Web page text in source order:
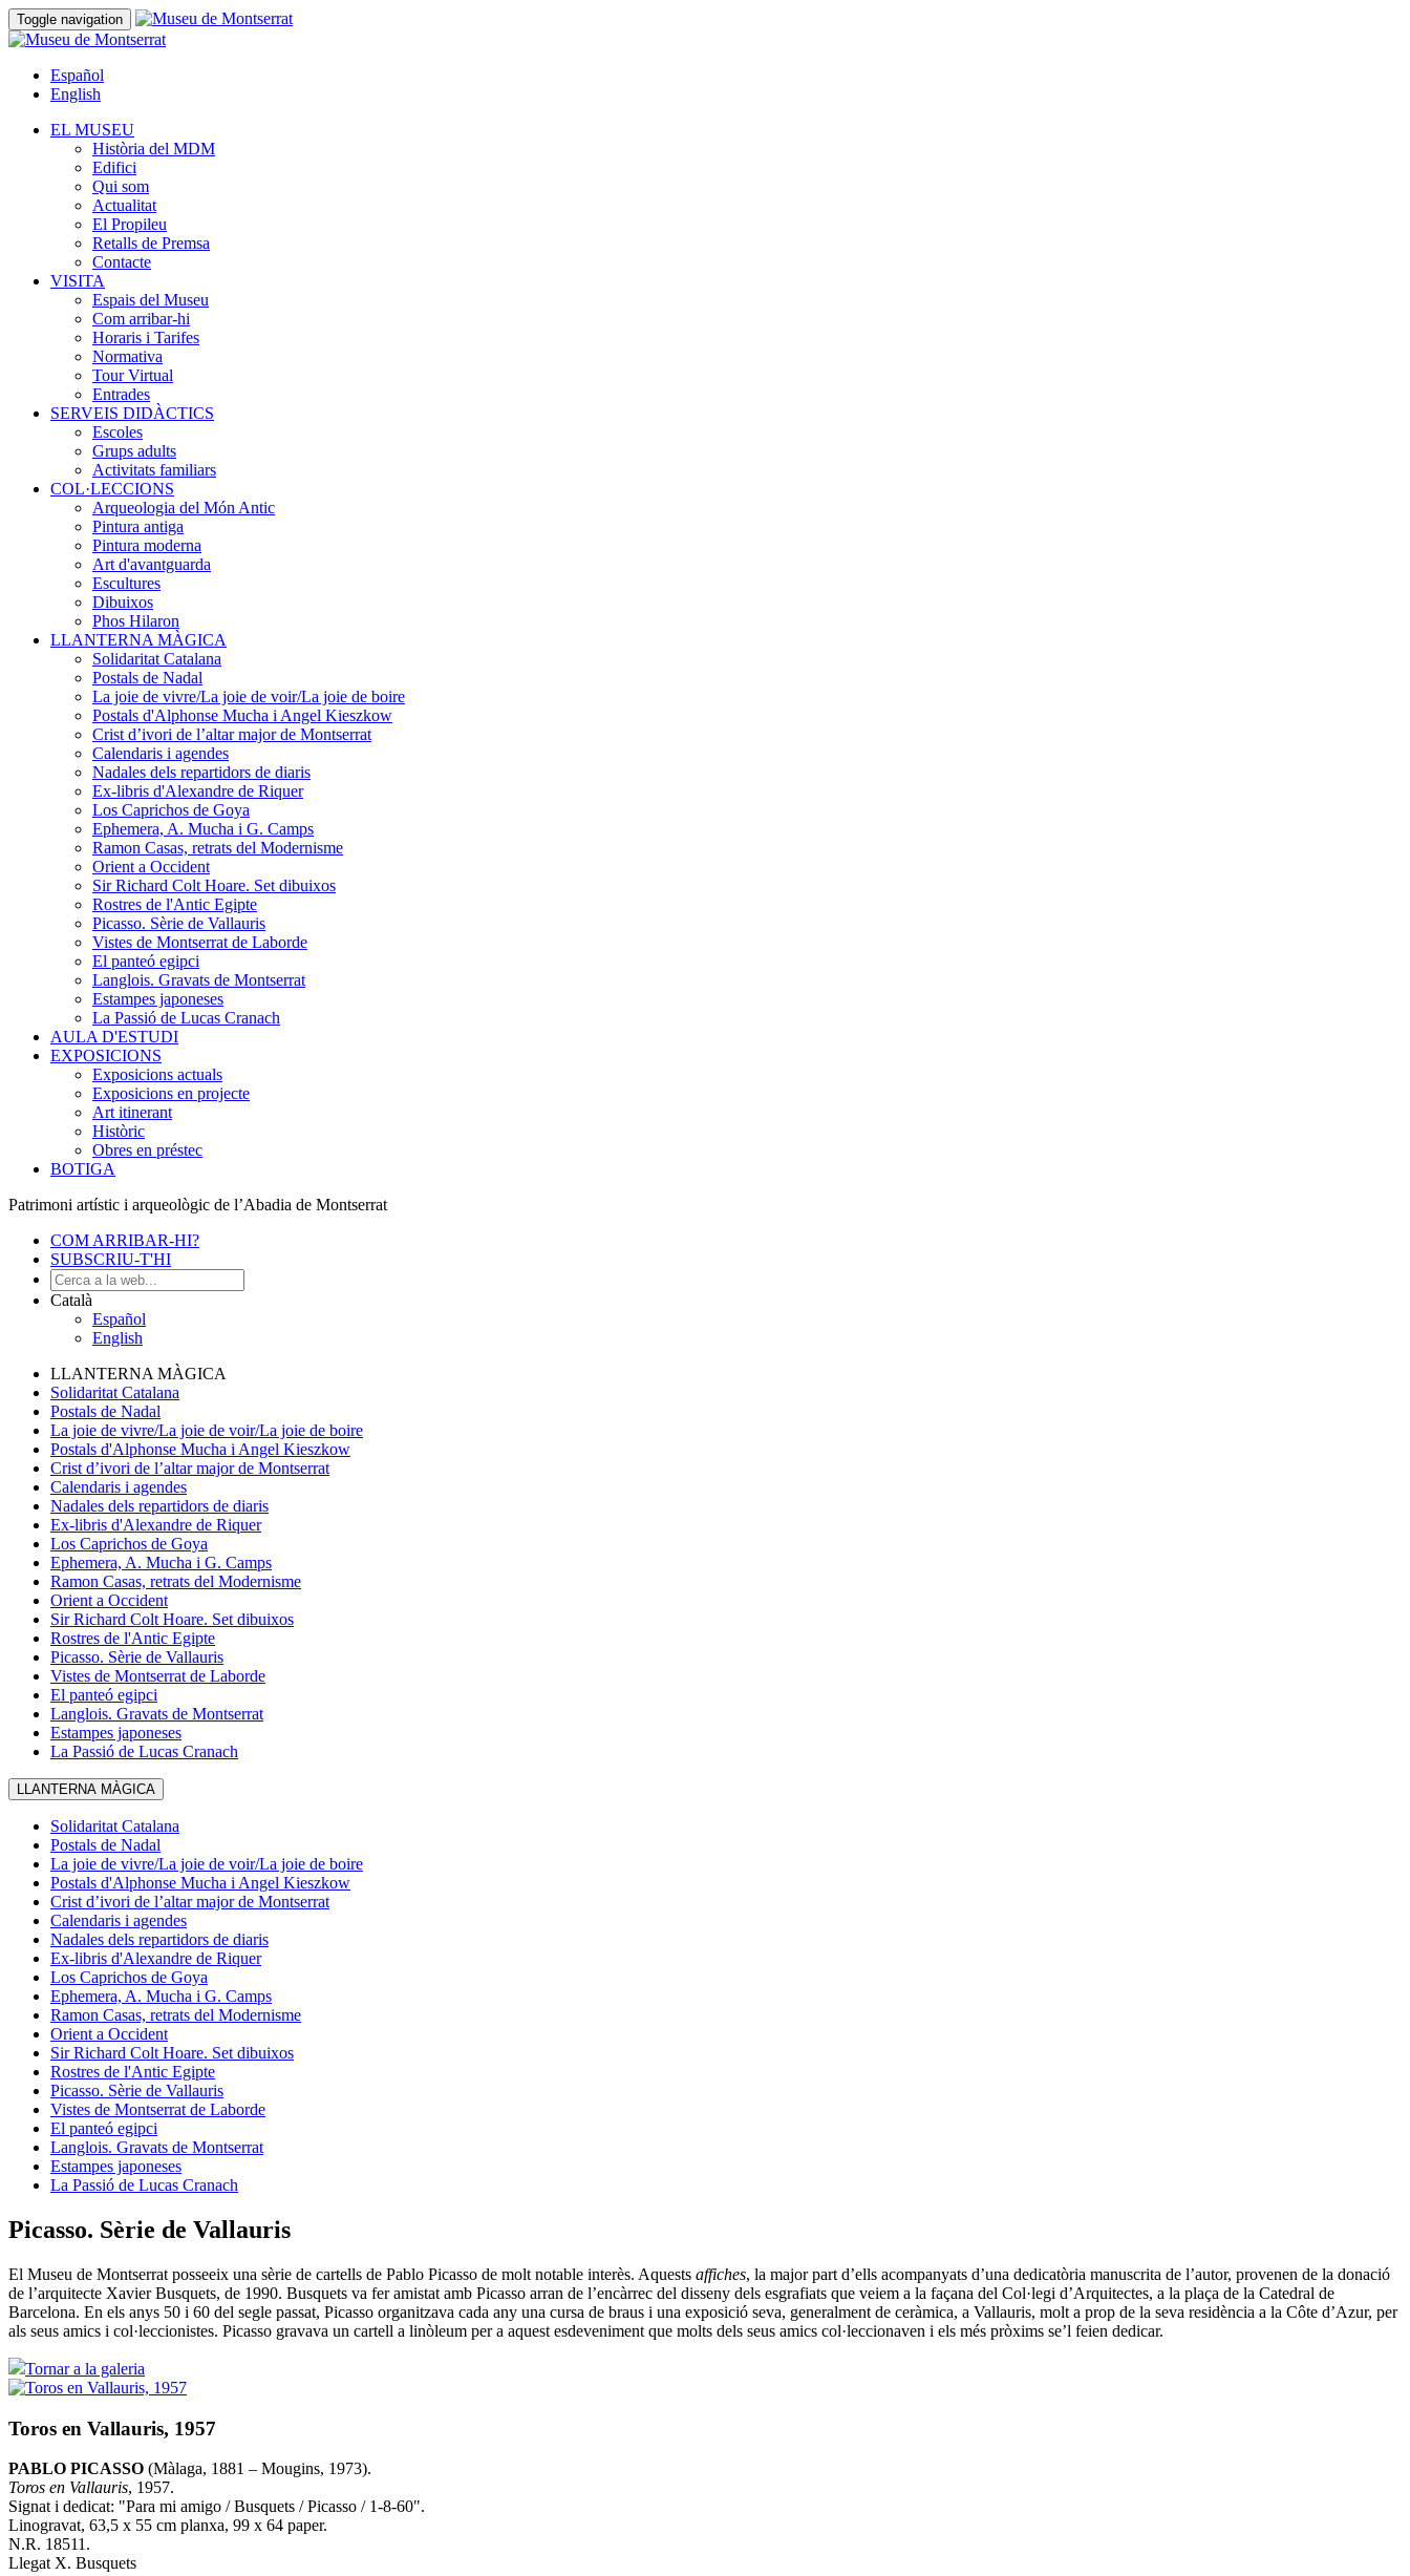
Toggle navigation
Español
English
EL MUSEU
Història del MDM
Edifici
Qui som
Actualitat
El Propileu
Retalls de Premsa
Contacte
VISITA
Espais del Museu
Com arribar-hi
Horaris i Tarifes
Normativa
Tour Virtual
Entrades
SERVEIS DIDÀCTICS
Escoles
Grups adults
Activitats familiars
COL·LECCIONS
Arqueologia del Món Antic
Pintura antiga
Pintura moderna
Art d'avantguarda
Escultures
Dibuixos
Phos Hilaron
LLANTERNA MÀGICA
Solidaritat Catalana
Postals de Nadal
La joie de vivre/La joie de voir/La joie de boire
Postals d'Alphonse Mucha i Angel Kieszkow
Crist d’ivori de l’altar major de Montserrat
Calendaris i agendes
Nadales dels repartidors de diaris
Ex-libris d'Alexandre de Riquer
Los Caprichos de Goya
Ephemera, A. Mucha i G. Camps
Ramon Casas, retrats del Modernisme
Orient a Occident
Sir Richard Colt Hoare. Set dibuixos
Rostres de l'Antic Egipte
Picasso. Sèrie de Vallauris
Vistes de Montserrat de Laborde
El panteó egipci
Langlois. Gravats de Montserrat
Estampes japoneses
La Passió de Lucas Cranach
AULA D'ESTUDI
EXPOSICIONS
Exposicions actuals
Exposicions en projecte
Art itinerant
Històric
Obres en préstec
BOTIGA
Patrimoni artístic i arqueològic de l’Abadia de Montserrat
COM ARRIBAR-HI?
SUBSCRIU-T'HI
Català
Español
English
LLANTERNA MÀGICA
Solidaritat Catalana
Postals de Nadal
La joie de vivre/La joie de voir/La joie de boire
Postals d'Alphonse Mucha i Angel Kieszkow
Crist d’ivori de l’altar major de Montserrat
Calendaris i agendes
Nadales dels repartidors de diaris
Ex-libris d'Alexandre de Riquer
Los Caprichos de Goya
Ephemera, A. Mucha i G. Camps
Ramon Casas, retrats del Modernisme
Orient a Occident
Sir Richard Colt Hoare. Set dibuixos
Rostres de l'Antic Egipte
Picasso. Sèrie de Vallauris
Vistes de Montserrat de Laborde
El panteó egipci
Langlois. Gravats de Montserrat
Estampes japoneses
La Passió de Lucas Cranach
LLANTERNA MÀGICA
Solidaritat Catalana
Postals de Nadal
La joie de vivre/La joie de voir/La joie de boire
Postals d'Alphonse Mucha i Angel Kieszkow
Crist d’ivori de l’altar major de Montserrat
Calendaris i agendes
Nadales dels repartidors de diaris
Ex-libris d'Alexandre de Riquer
Los Caprichos de Goya
Ephemera, A. Mucha i G. Camps
Ramon Casas, retrats del Modernisme
Orient a Occident
Sir Richard Colt Hoare. Set dibuixos
Rostres de l'Antic Egipte
Picasso. Sèrie de Vallauris
Vistes de Montserrat de Laborde
El panteó egipci
Langlois. Gravats de Montserrat
Estampes japoneses
La Passió de Lucas Cranach
Picasso. Sèrie de Vallauris
El Museu de Montserrat posseeix una sèrie de cartells de Pablo Picasso de molt notable interès. Aquests affiches, la major part d’ells acompanyats d’una dedicatòria manuscrita de l’autor, provenen de la donació
de l’arquitecte Xavier Busquets, de 1990. Busquets va fer amistat amb Picasso arran de l’encàrrec del disseny dels esgrafiats que veiem a la façana del Col·legi d’Arquitectes, a la plaça de la Catedral de
Barcelona. En els anys 50 i 60 del segle passat, Picasso organitzava cada any una cursa de braus i una exposició seva, generalment de ceràmica, a Vallauris, molt a prop de la seva residència a la Côte d’Azur, per
als seus amics i col·leccionistes. Picasso gravava un cartell a linòleum per a aquest esdeveniment que molts dels seus amics col·leccionaven i els més pròxims se’l feien dedicar.
Tornar a la galeria
Toros en Vallauris, 1957
PABLO PICASSO (Màlaga, 1881 – Mougins, 1973).
Toros en Vallauris, 1957.
Signat i dedicat: "Para mi amigo / Busquets / Picasso / 1-8-60".
Linogravat, 63,5 x 55 cm planxa, 99 x 64 paper.
N.R. 18511.
Llegat X. Busquets